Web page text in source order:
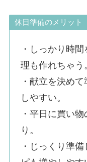
休日準備のメリット
・しっかり時
理も作れちゃう
・献立を決め
しやすい。
・平日に買い
り。
・じっくり準